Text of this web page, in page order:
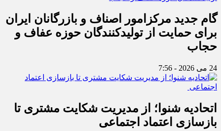
گام جدید مرکزامور اصناف و بازرگانان ایران
برای حمایت از تولیدکنندگان حوزه عفاف و
حجاب
24 می 2026 - 7:56
اتحادیه شنوا؛ از مدیریت شکایت مشتری تا
بازسازی اعتماد اجتماعی ‌